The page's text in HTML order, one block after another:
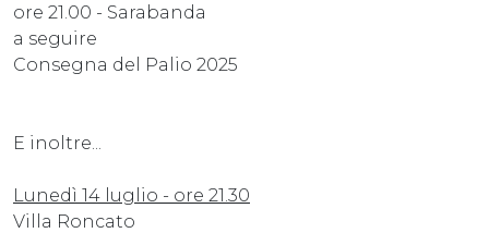
ore 21.00 - Sarabanda
a seguire
Consegna del Palio 2025
E inoltre...
Lunedì 14 luglio - ore 21.30
Villa Roncato